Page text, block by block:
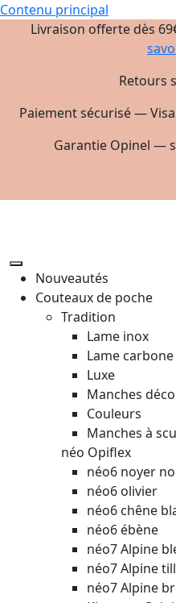
Contenu principal
Livraison offerte dès
Retours
Paiement sécurisé —
Garantie Opinel —
Nouveautés
Couteaux de poche
Tradition
Lame inox
Lame carbone
Luxe
Manches
Couleurs
Manches à
néo Opiflex
néo6 noyer
néo6 olivier
néo6 chêne
néo6 ébène
néo7 Alpine
néo7 Alpine
néo7 Alpine